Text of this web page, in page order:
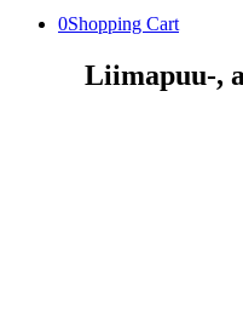
0Shopping Cart
Liimapuu-,